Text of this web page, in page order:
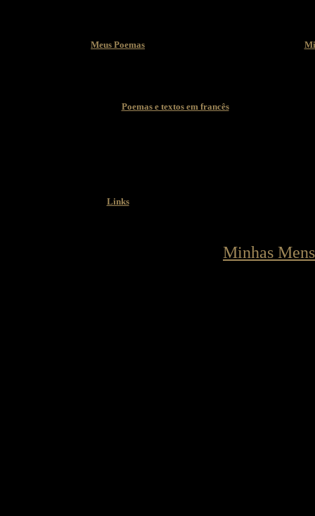
Meus Poemas
Poemas e textos em francês
Links
Minhas